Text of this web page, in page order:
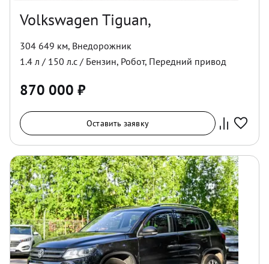
Volkswagen Tiguan,
304 649 км, Внедорожник
1.4 л / 150 л.с / Бензин, Робот, Передний привод
870 000 ₽
Оставить заявку